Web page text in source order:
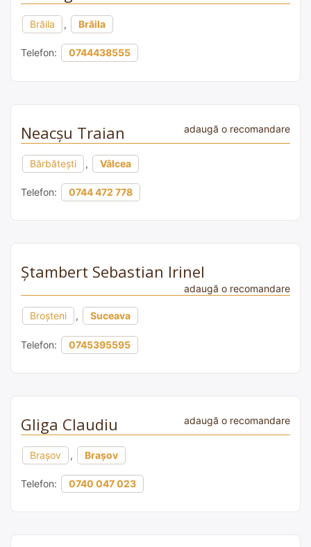
Brăila , Brăila
Telefon: 0744438555
Neacșu Traian adaugă o recomandare
Bărbătești , Vâlcea
Telefon: 0744 472 778
Ştambert Sebastian Irinel
adaugă o recomandare
Broșteni , Suceava
Telefon: 0745395595
Gliga Claudiu adaugă o recomandare
Brașov , Brașov
Telefon: 0740 047 023